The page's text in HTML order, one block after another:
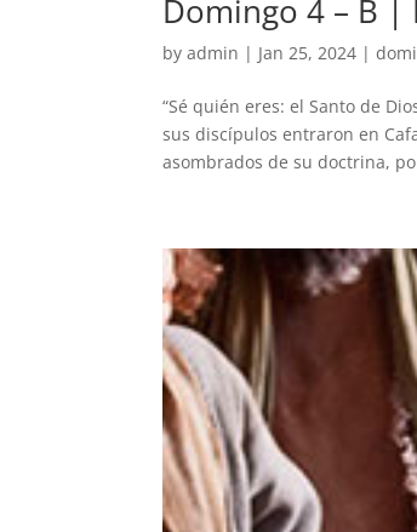
Domingo 4 – B
byadmin | Jan 25, 2024 |
“Sé quién eres: el Santo de
sus discípulos entraron en
asombrados de su doctrina,